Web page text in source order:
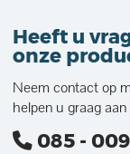
Heeft u
onze
Neem contact op
helpen u graag
085 -